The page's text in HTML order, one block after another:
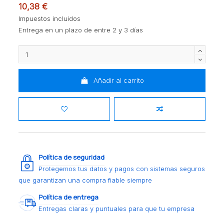
10,38 €
Impuestos incluidos
Entrega en un plazo de entre 2 y 3 días
Añadir al carrito
Política de seguridad
Protegemos tus datos y pagos con sistemas seguros
que garantizan una compra fiable siempre
Política de entrega
Entregas claras y puntuales para que tu empresa